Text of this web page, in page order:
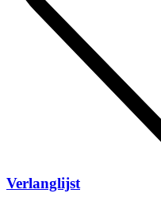
Verlanglijst